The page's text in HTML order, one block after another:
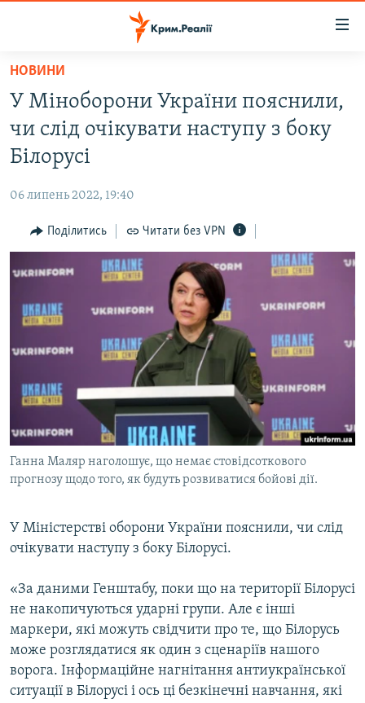
Перейти
основного
матеріалу
Перейти
до
основної
Перейти
до
пошуку
ВІДЕО ТА ФОТО
БЛОГИ
ПОГЛЯД
СПЕЦПРОЕКТИ
ДЕПОРТАЦІЯ
ВІДЕОУРОКИ «ELIFBE»
СВІДЧЕННЯ ОКУПАЦІЇ
УКРАЇНСЬКА ПРОБЛЕМА КРИМУ
ІНФОГРАФІКА
ЯК ОБІЙТИ БЛОКУВАННЯ
Русский
ДОЛУЧАЙСЯ!
Усі сайти RFE/RL
НОВИНИ
У Міноборони України пояснили,
чи слід очікувати наступу з боку
Білорусі
06 липень 2022, 19:40
Поділитись Читати без VPN
Ганна Маляр наголошує, що немає стовідсоткового
прогнозу щодо того, як будуть розвиватися бойові дії.
У Міністерстві оборони України пояснили, чи слід
очікувати наступу з боку Білорусі.
«За даними Генштабу, поки що на території Білорусі
не накопичуються ударні групи. Але є інші
маркери, які можуть свідчити про те, що Білорусь
може розглядатися як один з сценаріїв нашого
ворога. Інформаційне нагнітання антиукраїнської
ситуації в Білорусі і ось ці безкінечні навчання, які